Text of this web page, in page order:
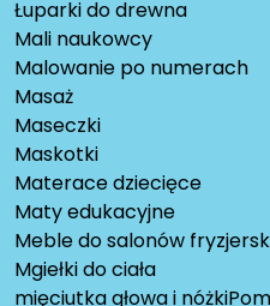
Łuparki do drewna
Mali naukowcy
Malowanie po numerach
Masaż
Maseczki
Maskotki
Materace dziecięce
Maty edukacyjne
Meble do salonów
Mgiełki do ciała
mięciutka głowa i